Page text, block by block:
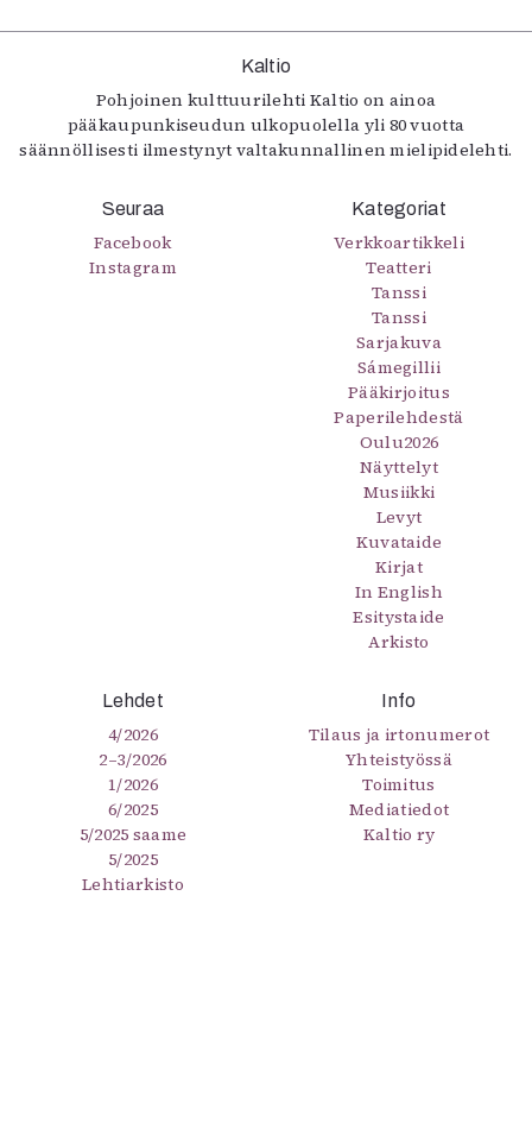
Kaltio
Pohjoinen kulttuurilehti Kaltio on ainoa
pääkaupunkiseudun ulkopuolella yli 80 vuotta
säännöllisesti ilmestynyt valtakunnallinen mielipidelehti.
Seuraa
Facebook
Instagram
Kategoriat
Verkkoartikkeli
Teatteri
Tanssi
Tanssi
Sarjakuva
Sámegillii
Pääkirjoitus
Paperilehdestä
Oulu2026
Näyttelyt
Musiikki
Levyt
Kuvataide
Kirjat
In English
Esitystaide
Arkisto
Lehdet
4/2026
2–3/2026
1/2026
6/2025
5/2025 saame
5/2025
Lehtiarkisto
Info
Tilaus ja irtonumerot
Yhteistyössä
Toimitus
Mediatiedot
Kaltio ry